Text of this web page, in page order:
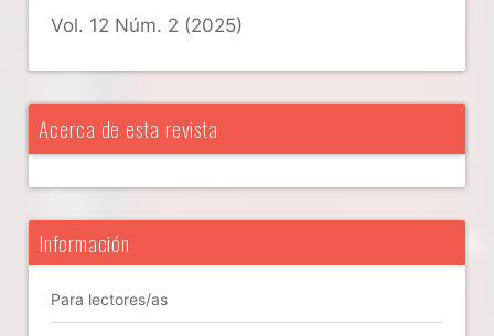
Vol. 12 Núm. 2 (2025)
Acerca de esta revista
Información
Para lectores/as